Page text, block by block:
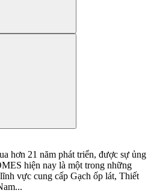
hơn 21 năm phát triển, được sự ủng
hiện nay là một trong những
vực cung cấp Gạch ốp lát, Thiết